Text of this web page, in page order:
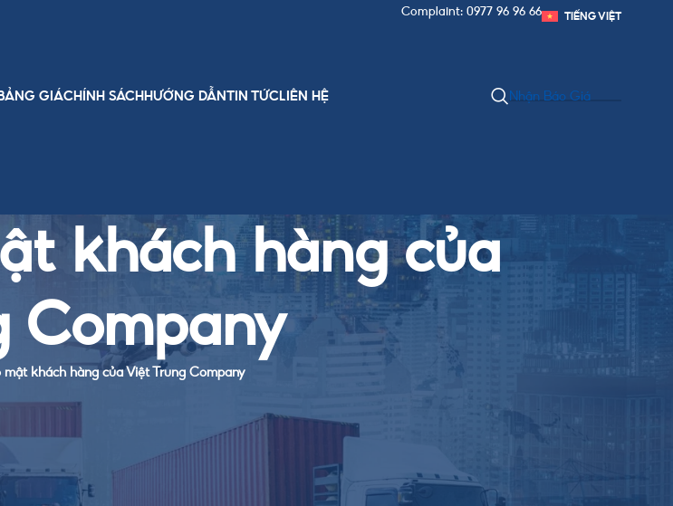
Complaint: 0977 96 96 66 TIẾNG VIỆT
GIÁCHÍNH SÁCH HƯỚNG DẪNTIN TỨC LIÊN HỆ Nhận Báo Giá
khách hàng của
Company
mật khách hàng của Việt Trung Company
hàng đầu.
của chúng tôi, tuân thủ đầy đủ các quy định từ
Nam với quy trình chuyên nghiệp, minh bạch
các giải pháp vận chuyển hiệu quả, hỗ trợ đắc
Nguồn Hàng
Thông Báo Chung Từ Công Ty